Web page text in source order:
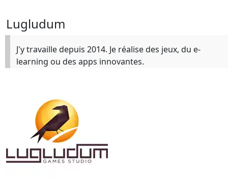
Lugludum
J'y travaille depuis 2014. Je réalise des jeux, du e-
learning ou des apps innovantes.